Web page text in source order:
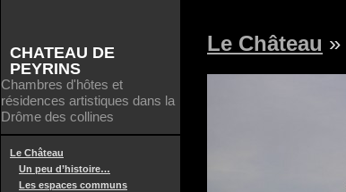
CHATEAU DE
PEYRINS
Chambres d'hôtes et
résidences artistiques dans la
Drôme des collines
Le Château
Un peu d’histoire…
Les espaces communs
Le Château »